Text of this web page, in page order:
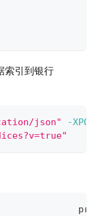
索引到银行
json"
-
pri